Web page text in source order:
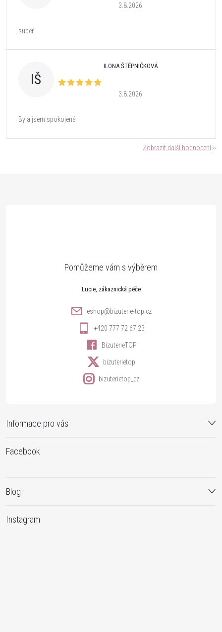
3.8.2026
super
IŠ
ILONA ŠTĚPNIČKOVÁ
3.8.2026
Byla jsem spokojená
Zobrazit další hodnocení
Informace pro vás
Lucie
eshop@bizuterie-top.cz
+420 777 72 67 23
BizuterieTOP
bizuterietop
bizuterietop_cz
Facebook
Blog
Instagram